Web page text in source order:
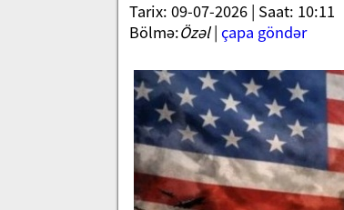
Tarix: 09-07-2026 | Saat: 10:11
Bölmə:Özəl| çapa göndər